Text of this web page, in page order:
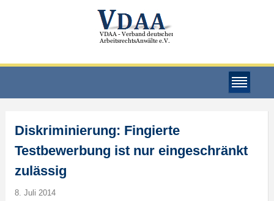
Diskriminierung: Fingierte
Testbewerbung ist nur eingeschränkt
zulässig
8. Juli 2014